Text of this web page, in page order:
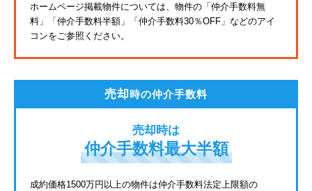
JR鶴見線
東海道新幹線
ホームページ掲載物件については、物件の「仲介手数料無
料」
「仲介手数料半額」「仲介手数料30％OFF」などのアイ
コンをご参照ください。
売却時の仲介手数料
売却時は
仲介手数料最大半額
成約価格1500万円以上の物件は仲介手数料法定上限額の